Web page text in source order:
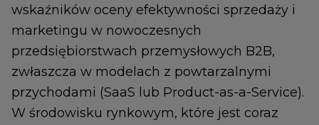
wskaźników oceny efektywności sprzedaży i
marketingu w nowoczesnych
przedsiębiorstwach przemysłowych B2B,
zwłaszcza w modelach z powtarzalnymi
przychodami (SaaS lub Product-as-a-Service).
W środowisku rynkowym, które jest coraz